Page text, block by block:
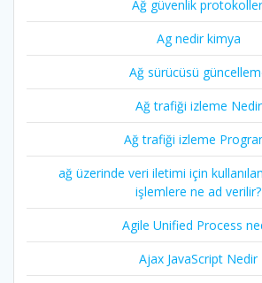
Ağ güvenlik
Ag nedir kimya
Ağ sürücüsü
Ağ trafiği izleme Nedir
Ağ trafiği izleme
ağ üzerinde veri iletimi için
işlemlere ne ad verilir?
Agile Unified Process
Ajax JavaScript Nedir